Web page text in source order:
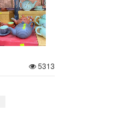
5313